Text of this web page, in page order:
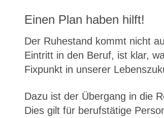
Einen Plan haben hilft!
Der Ruhestand kommt nicht
Eintritt in den Beruf, ist klar,
Fixpunkt in unserer
Dazu ist der Übergang in die
Dies gilt für berufstätige